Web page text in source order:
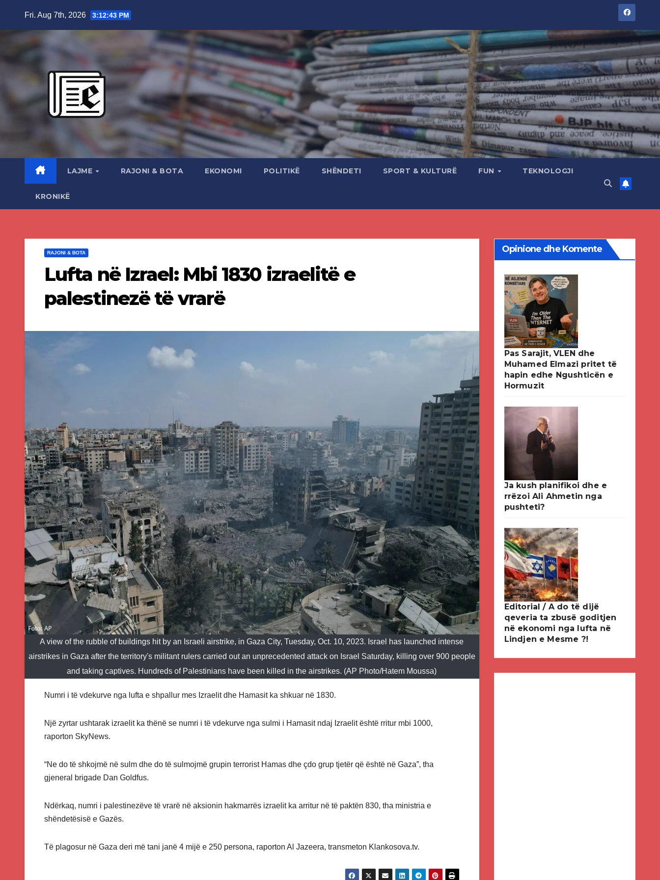
Fri. Aug 7th, 2026 3:12:44 PM
LAJME RAJONI & BOTA EKONOMI POLITIKË SHËNDETI SPORT & KULTURË FUN TEKNOLOGJI
KRONIKË
RAJONI & BOTA
Lufta në Izrael: Mbi 1830 izraelitë e
palestinezë të vrarë
A view of the rubble of buildings hit by an Israeli airstrike, in Gaza City, Tuesday, Oct. 10, 2023. Israel has launched intense
airstrikes in Gaza after the territory's militant rulers carried out an unprecedented attack on Israel Saturday, killing over 900 people
and taking captives. Hundreds of Palestinians have been killed in the airstrikes. (AP Photo/Hatem Moussa)
Numri i të vdekurve nga lufta e shpallur mes Izraelit dhe Hamasit ka shkuar në 1830.
Një zyrtar ushtarak izraelit ka thënë se numri i të vdekurve nga sulmi i Hamasit ndaj Izraelit është rritur mbi 1000,
raporton SkyNews.
“Ne do të shkojmë në sulm dhe do të sulmojmë grupin terrorist Hamas dhe çdo grup tjetër që është në Gaza”, tha
gjeneral brigade Dan Goldfus.
Ndërkaq, numri i palestinezëve të vrarë në aksionin hakmarrës izraelit ka arritur në të paktën 830, tha ministria e
shëndetësisë e Gazës.
Të plagosur në Gaza deri më tani janë 4 mijë e 250 persona, raporton Al Jazeera, transmeton Klankosova.tv.
Opinione dhe Komente
Pas Sarajit, VLEN dhe
Muhamed Elmazi pritet të
hapin edhe Ngushticën e
Hormuzit
Ja kush planifikoi dhe e
rrëzoi Ali Ahmetin nga
pushteti?
Editorial / A do të dijë
qeveria ta zbusë goditjen
në ekonomi nga lufta në
Lindjen e Mesme ?!